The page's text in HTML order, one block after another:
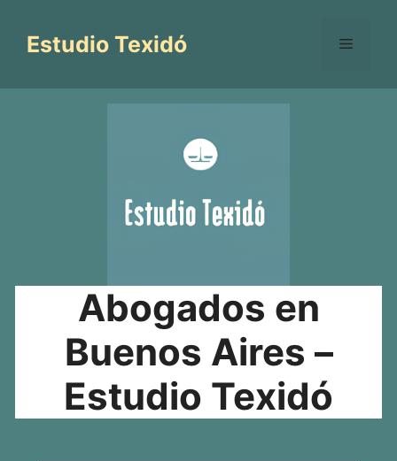
contenido
Estudio Texidó Menú
Abogados en
Buenos Aires –
Estudio Texidó